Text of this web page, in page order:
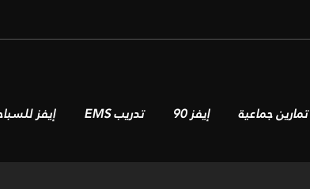
تمارين جماعية إيفز 90 تدريب EMS إيفز